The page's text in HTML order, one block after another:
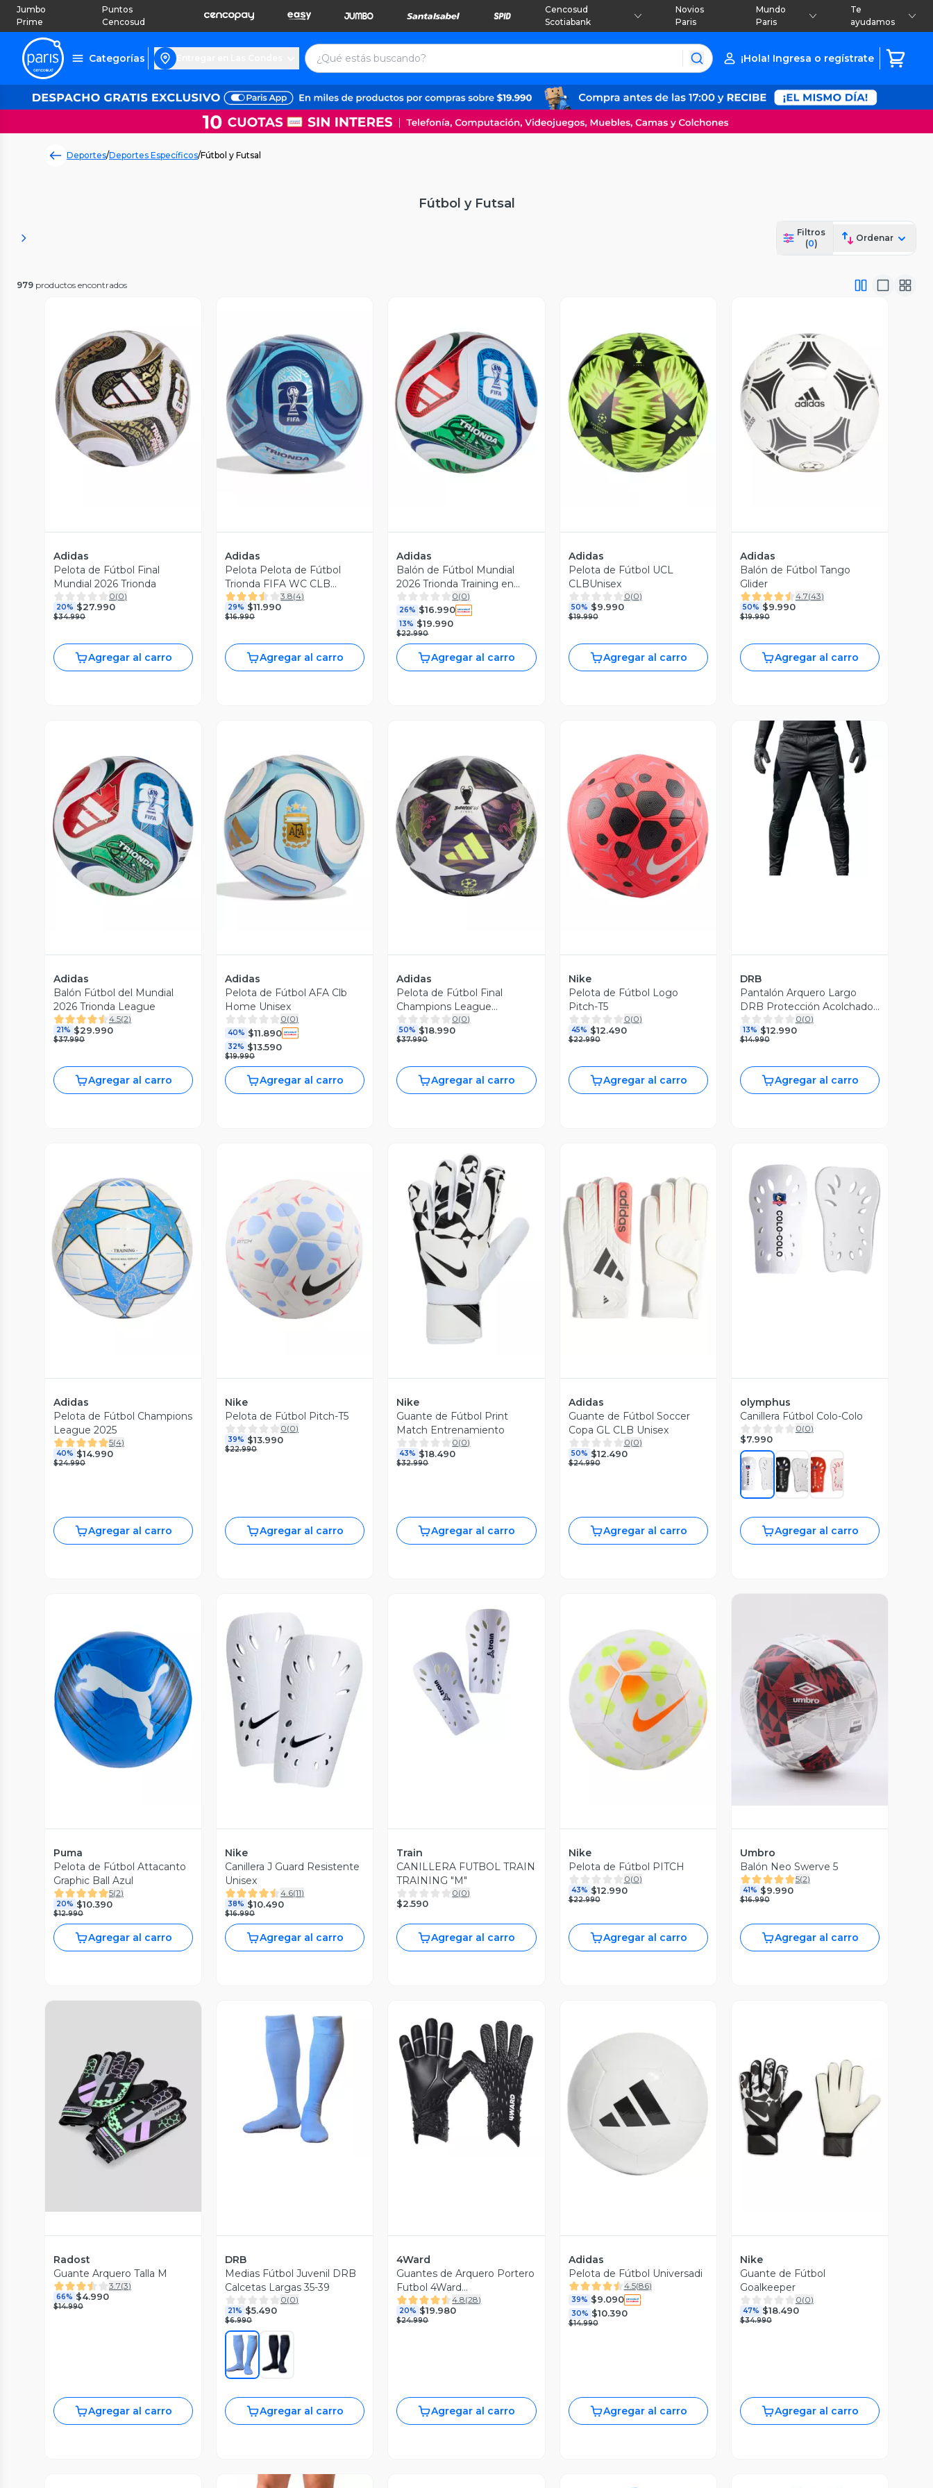
Jumbo
Prime
Puntos
Cencosud
Cencosud
Scotiabank
Novios
Paris
Mundo
Paris
Te
ayudamos
Categorías ¡Hola! Ingresa o regístrate
Deportes/Deportes Específicos/Fútbol y Futsal
Fútbol y Futsal
Filtros
(0)
Ordenar
979 productos encontrados
Vista Previa
Adidas
Pelota de Fútbol Final
Mundial 2026 Trionda
0(0)
20% $27.990
$34.990
Agregar al carro
Vista Previa
Adidas
Pelota Pelota de Fútbol
Trionda FIFA WC CLB
Unisex
3.8(4)
29% $11.990
$16.990
Agregar al carro
Vista Previa
Adidas
Balón de Fútbol Mundial
2026 Trionda Training en
Caja
0(0)
26% $16.990
13% $19.990
$22.990
Agregar al carro
Vista Previa
Adidas
Pelota de Fútbol UCL
CLBUnisex
0(0)
50% $9.990
$19.990
Agregar al carro
Vista Previa
Adidas
Balón de Fútbol Tango
Glider
4.7(43)
50% $9.990
$19.990
Agregar al carro
Vista Previa
Adidas
Balón Fútbol del Mundial
2026 Trionda League
4.5(2)
21% $29.990
$37.990
Agregar al carro
Vista Previa
Adidas
Pelota de Fútbol AFA Clb
Home Unisex
0(0)
40% $11.890
32% $13.590
$19.990
Agregar al carro
Vista Previa
Adidas
Pelota de Fútbol Final
Champions League
Budapest 2026
0(0)
50% $18.990
$37.990
Agregar al carro
Vista Previa
Nike
Pelota de Fútbol Logo
Pitch-T5
0(0)
45% $12.490
$22.990
Agregar al carro
Vista Previa
DRB
Pantalón Arquero Largo
DRB Protección Acolchado
Fútbol
0(0)
13% $12.990
$14.990
Agregar al carro
Vista Previa
Adidas
Pelota de Fútbol Champions
League 2025
5(4)
40% $14.990
$24.990
Agregar al carro
Vista Previa
Nike
Pelota de Fútbol Pitch-T5
0(0)
39% $13.990
$22.990
Agregar al carro
Vista Previa
Nike
Guante de Fútbol Print
Match Entrenamiento
0(0)
43% $18.490
$32.990
Agregar al carro
Vista Previa
Adidas
Guante de Fútbol Soccer
Copa GL CLB Unisex
0(0)
50% $12.490
$24.990
Agregar al carro
Vista Previa
olymphus
Canillera Fútbol Colo-Colo
0(0)
$7.990
Agregar al carro
Vista Previa
Puma
Pelota de Fútbol Attacanto
Graphic Ball Azul
5(2)
20% $10.390
$12.990
Agregar al carro
Vista Previa
Nike
Canillera J Guard Resistente
Unisex
4.6(11)
38% $10.490
$16.990
Agregar al carro
Vista Previa
Train
CANILLERA FUTBOL TRAIN
TRAINING "M"
0(0)
$2.590
Agregar al carro
Vista Previa
Nike
Pelota de Fútbol PITCH
0(0)
43% $12.990
$22.990
Agregar al carro
Vista Previa
Umbro
Balón Neo Swerve 5
5(2)
41% $9.990
$16.990
Agregar al carro
Vista Previa
Radost
Guante Arquero Talla M
3.7(3)
66% $4.990
$14.990
Agregar al carro
Vista Previa
DRB
Medias Fútbol Juvenil DRB
Calcetas Largas 35-39
0(0)
21% $5.490
$6.990
Agregar al carro
Vista Previa
4Ward
Guantes de Arquero Portero
Futbol 4Ward
Antideslizantes
4.8(28)
20% $19.980
$24.990
Agregar al carro
Vista Previa
Adidas
Pelota de Fútbol Universadi
4.5(86)
39% $9.090
30% $10.390
$14.990
Agregar al carro
Vista Previa
Nike
Guante de Fútbol
Goalkeeper
0(0)
47% $18.490
$34.990
Agregar al carro